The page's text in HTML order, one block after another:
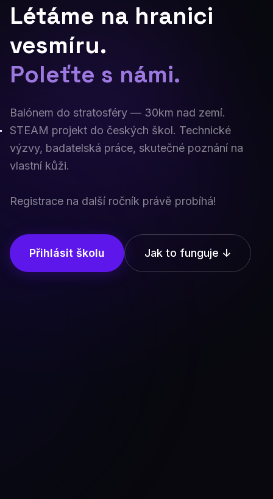
Létáme na hranici
vesmíru.
Poleťte s námi.
Balónem do stratosféry — 30km nad zemí.
STEAM projekt do českých škol. Technické
výzvy, badatelská práce, skutečné poznání na
vlastní kůži.
Registrace na další ročník právě probíhá!
Přihlásit školu Jak to funguje ↓